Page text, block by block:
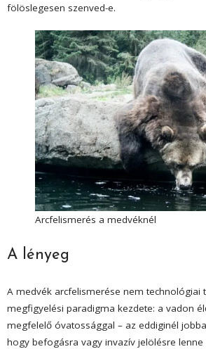
fölöslegesen szenved-e.
Arcfelismerés a medvéknél
A lényeg
A medvék arcfelismerése nem technológiai
megfigyelési paradigma kezdete: a vadon
megfelelő óvatossággal – az eddiginél
hogy befogásra vagy invazív jelölésre lenne